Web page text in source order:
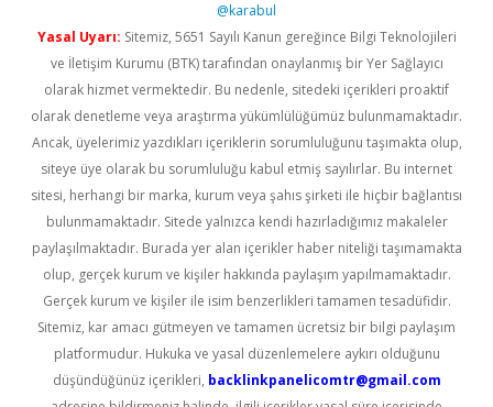
@karabul
Yasal Uyarı: Sitemiz, 5651 Sayılı Kanun gereğince Bilgi Teknolojileri
ve İletişim Kurumu (BTK) tarafından onaylanmış bir Yer Sağlayıcı
olarak hizmet vermektedir. Bu nedenle, sitedeki içerikleri proaktif
olarak denetleme veya araştırma yükümlülüğümüz bulunmamaktadır.
Ancak, üyelerimiz yazdıkları içeriklerin sorumluluğunu taşımakta olup,
siteye üye olarak bu sorumluluğu kabul etmiş sayılırlar. Bu internet
sitesi, herhangi bir marka, kurum veya şahıs şirketi ile hiçbir bağlantısı
bulunmamaktadır. Sitede yalnızca kendi hazırladığımız makaleler
paylaşılmaktadır. Burada yer alan içerikler haber niteliği taşımamakta
olup, gerçek kurum ve kişiler hakkında paylaşım yapılmamaktadır.
Gerçek kurum ve kişiler ile isim benzerlikleri tamamen tesadüfidir.
Sitemiz, kar amacı gütmeyen ve tamamen ücretsiz bir bilgi paylaşım
platformudur. Hukuka ve yasal düzenlemelere aykırı olduğunu
düşündüğünüz içerikleri, backlinkpanelicomtr@gmail.com